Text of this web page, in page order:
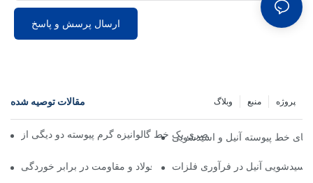
ارسال پرسش و پاسخ
مقالات توصیه شده پروژه منبع وبلاگ
مزایای خط پیوسته آنیل و اسیدشویی
خط اسیدشویی آنیل: افزایش کیفیت فولاد و مقاومت در برابر خوردگی
آنیل در فرآوری فلزات